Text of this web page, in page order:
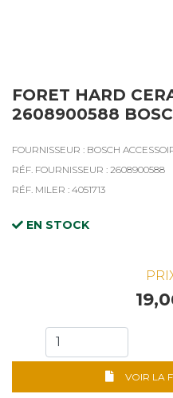
FORET HARD
2608900588
FOURNISSEUR : BOSCH
RÉF. FOURNISSEUR : 2608900588
RÉF. MILER : 4051713
EN STOCK
VOIR LA